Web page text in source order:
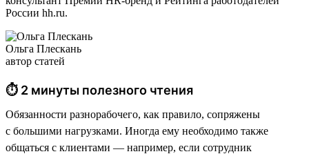
России hh.ru.
Ольга Плескань
автор статей
⏱ 2 минуты полезного чтения
Обязанности разнорабочего, как правило, сопряжены
с большими нагрузками. Иногда ему необходимо также
общаться с клиентами — например, если сотрудник